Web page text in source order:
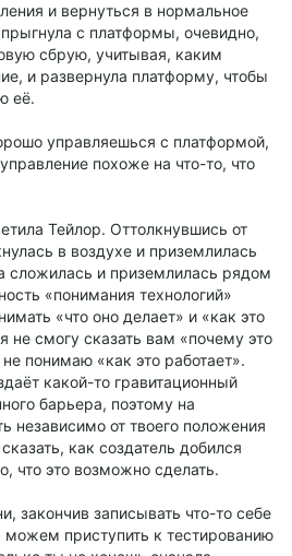
и вернуться в нормальное
с платформы, очевидно,
сбрую, учитывая, каким
и развернула платформу, чтобы
её.
управляешься с платформой,
похоже на что-то, что
Тейлор. Оттолкнувшись от
в воздухе и приземлилась
сложилась и приземлилась рядом
«понимания технологий»
«что оно делает» и «как это
не смогу сказать вам «почему это
понимаю «как это работает».
какой-то гравитационный
барьера, поэтому на
независимо от твоего положения
как создатель добился
что это возможно сделать.
закончив записывать что-то себе
приступить к тестированию